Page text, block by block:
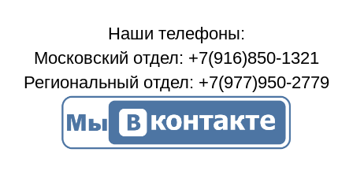
Наши телефоны:
Московский отдел: +7(916)850-1321
Региональный отдел: +7(977)950-2779